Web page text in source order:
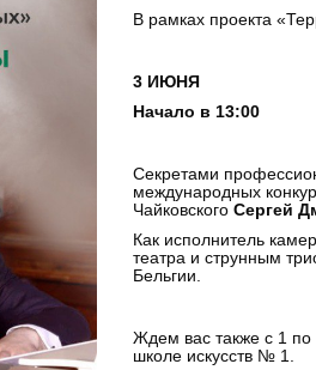
В рамках проекта
3 ИЮНЯ
Начало в 13:00
Секретами
международных
Чайковского Сергей
Как исполнитель
театра и струнным
Бельгии.
Ждем вас также с 1 по
школе искусств № 1.